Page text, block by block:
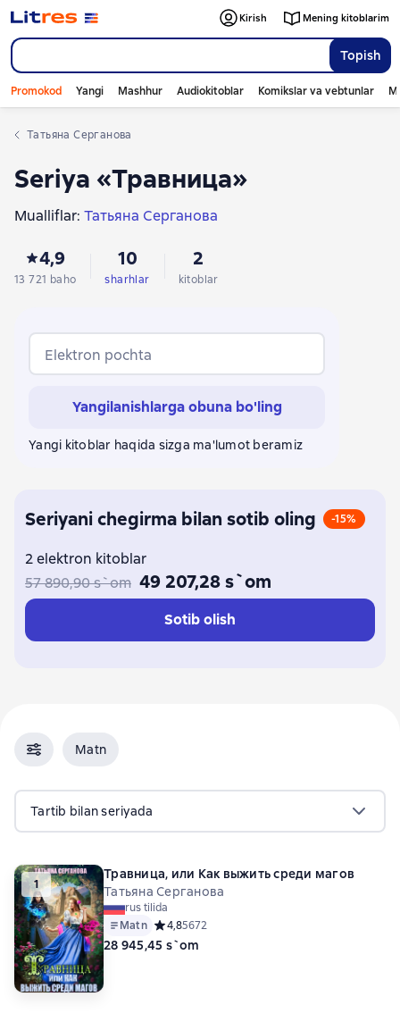
Topish
Kirish Mening kitoblarim
Promokod Yangi Mashhur Audiokitoblar Komikslar va vebtunlar
Татьяна Серганова
Seriya «Травница»
Mualliflar: Татьяна Серганова
4,9
13 721 baho
10
sharhlar
2
kitoblar
Elektron pochta
Yangilanishlarga obuna bo'ling
Yangi kitoblar haqida sizga ma'lumot beramiz
Seriyani chegirma bilan sotib oling -15%
2 elektron kitoblar
57 890,90 s`om 49 207,28 s`om
Sotib olish
Matn
Tartib bilan seriyada
1
Травница, или Как выжить среди магов
Татьяна Серганова
rus tilida
Matn Средний рейтинг 4,8 на основе 5672 оценок
4,85672
28 945,45 s`om